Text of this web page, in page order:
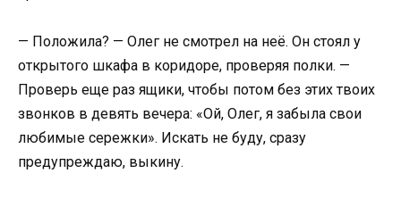
— Положила? — Олег не смотрел на неё. Он стоял у
открытого шкафа в коридоре, проверяя полки. —
Проверь еще раз ящики, чтобы потом без этих твоих
звонков в девять вечера: «Ой, Олег, я забыла свои
любимые сережки». Искать не буду, сразу
предупреждаю, выкину.